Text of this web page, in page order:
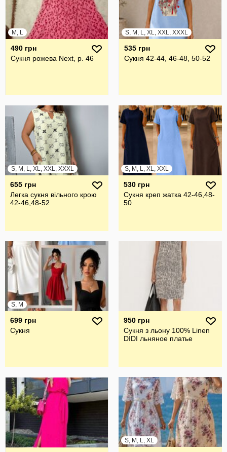
M, L
490 грн
Сукня рожева Next, р. 46
S, M, L, XL, XXL, XXXL
535 грн
Сукня 42-44, 46-48, 50-52
S, M, L, XL, XXL, XXXL
655 грн
Легка сукня вільного крою
42-46,48-52
S, M, L, XL, XXL
530 грн
Сукня креп жатка 42-46,48-
50
S, M
699 грн
Сукня
950 грн
Сукня з льону 100% Linen
DIDI льняное платье
S, M, L, XL